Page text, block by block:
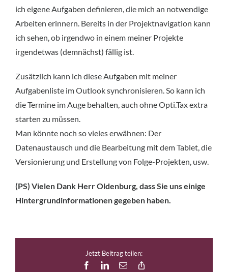
ich eigene Aufgaben definieren, die mich an notwendige
Arbeiten erinnern. Bereits in der Projektnavigation kann
ich sehen, ob irgendwo in einem meiner Projekte
irgendetwas (demnächst) fällig ist.
Zusätzlich kann ich diese Aufgaben mit meiner
Aufgabenliste im Outlook synchronisieren. So kann ich
die Termine im Auge behalten, auch ohne Opti.Tax extra
starten zu müssen.
Man könnte noch so vieles erwähnen: Der
Datenaustausch und die Bearbeitung mit dem Tablet, die
Versionierung und Erstellung von Folge-Projekten, usw.
(PS) Vielen Dank Herr Oldenburg, dass Sie uns einige
Hintergrundinformationen gegeben haben.
Jetzt Beitrag teilen:
FacebookLinkedIn
E-